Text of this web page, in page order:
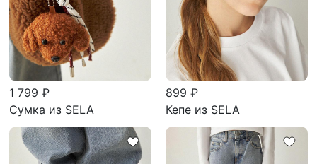
1 799 ₽
Сумка из SELA
899 ₽
Кепе из SELA